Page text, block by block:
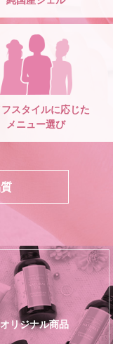
スタイルに応じた
メニュー選び
オリジナル商品